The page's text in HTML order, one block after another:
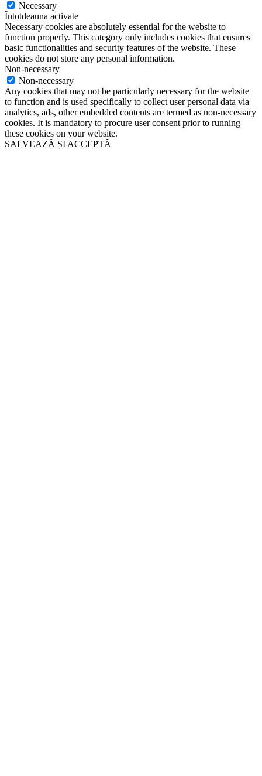
Necessary
Întotdeauna activate
Necessary cookies are absolutely essential for the website to
function properly. This category only includes cookies that ensures
basic functionalities and security features of the website. These
cookies do not store any personal information.
Non-necessary
Non-necessary
Any cookies that may not be particularly necessary for the website
to function and is used specifically to collect user personal data via
analytics, ads, other embedded contents are termed as non-necessary
cookies. It is mandatory to procure user consent prior to running
these cookies on your website.
SALVEAZĂ ȘI ACCEPTĂ